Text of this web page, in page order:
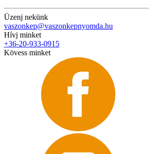
Üzenj nekünk
vaszonkep@vaszonkepnyomda.hu
Hívj minket
+36-20-933-0915
Kövess minket